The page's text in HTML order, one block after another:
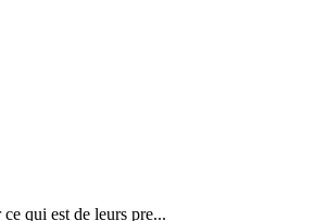
qui est de leurs pre...